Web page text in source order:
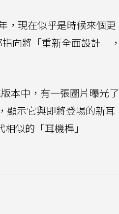
，現在似乎是時候來個更
向將「重新全面設計」，
本中，有一張圖片曝光了
顯示它與即將登場的新耳
似的「耳機桿」